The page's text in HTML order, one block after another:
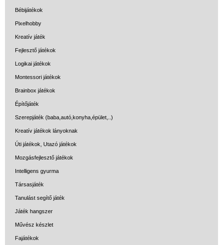
Bébijátékok
Pixelhobby
Kreatív játék
Fejlesztő játékok
Logikai játékok
Montessori játékok
Brainbox játékok
Építőjáték
Szerepjáték (baba,autó,konyha,épület,..)
Kreatív játékok lányoknak
Úti játékok, Utazó játékok
Mozgásfejlesztő játékok
Intelligens gyurma
Társasjáték
Tanulást segítő játék
Játék hangszer
Művész készlet
Fajátékok